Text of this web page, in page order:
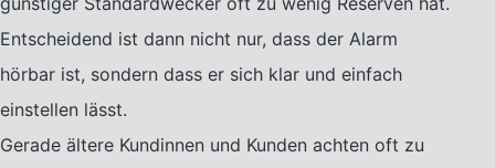
Entscheidend ist dann nicht nur, dass der Alarm
hörbar ist, sondern dass er sich klar und einfach
einstellen lässt.
Gerade ältere Kundinnen und Kunden achten oft zu